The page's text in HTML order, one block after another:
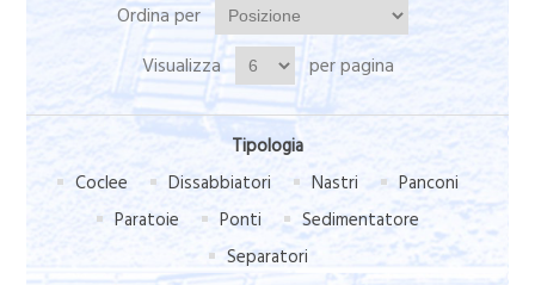
Ordina per
Visualizza
per pagina
Tipologia
Coclee
Dissabbiatori Nastri
Panconi
Paratoie
Ponti
Sedimentatore
Separatori